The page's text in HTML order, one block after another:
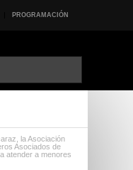
PROGRAMACIÓN
la Asociación
Asociados de
atender a menores